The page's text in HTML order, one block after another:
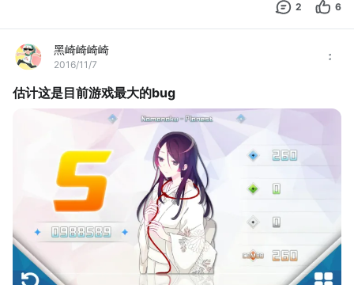
2 6
黑崎崎崎崎
2016/11/7
估计这是目前游戏最大的bug